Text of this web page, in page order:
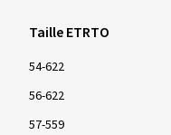
Taille ETRTO
54-622
56-622
57-559